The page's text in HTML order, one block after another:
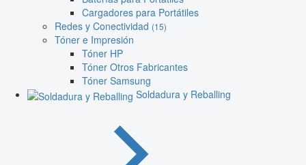
Cargadores para Portátiles
Redes y Conectividad (15)
Tóner e Impresión
Tóner HP
Tóner Otros Fabricantes
Tóner Samsung
Soldadura y Reballing